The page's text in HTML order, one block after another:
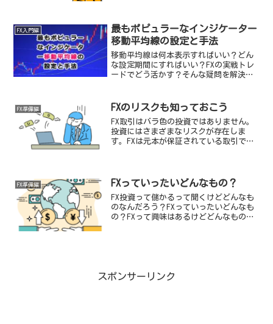
ば良いし数百万円の資...
FX入門編
最もポピュラーなインジケーター
移動平均線の設定と手法
移動平均線は何本表示すればいい？どん
な設定期間にすればいい？FXの実戦トレ
ードでどう活かす？そんな疑問を解決し
FX準備編 FXのリスクも知っておこう
FX取引はバラ色の投資ではありません。
投資にはさまざまなリスクが存在しま
す。FXは元本が保証されている取引では
い取引します。その間...
FX準備編 FXっていったいどんなもの？
FX投資って儲かるって聞くけどどんなも
のなんだろう？FXっていったいどんなも
の？FXって興味はあるけどどんなものか
スポンサーリンク